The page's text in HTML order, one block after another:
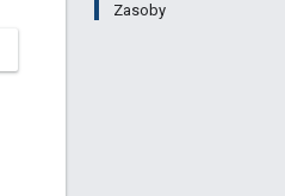
Zasoby